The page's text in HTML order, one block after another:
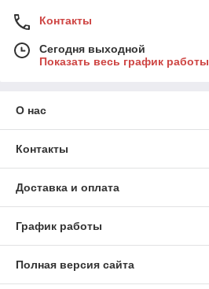
Контакты
Сегодня выходной
Показать весь график работы
О нас
Контакты
Доставка и оплата
График работы
Полная версия сайта